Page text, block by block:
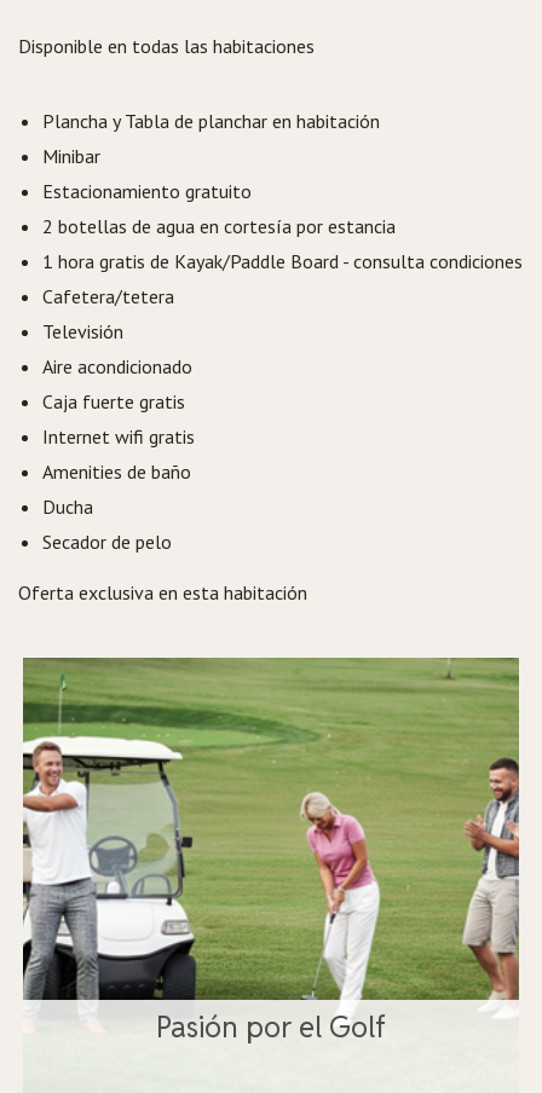
Disponible en todas las habitaciones
Plancha y Tabla de planchar en habitación
Minibar
Estacionamiento gratuito
2 botellas de agua en cortesía por estancia
1 hora gratis de Kayak/Paddle Board - consulta condiciones
Cafetera/tetera
Televisión
Aire acondicionado
Caja fuerte gratis
Internet wifi gratis
Amenities de baño
Ducha
Secador de pelo
Oferta exclusiva en esta habitación
Pasión por el Golf